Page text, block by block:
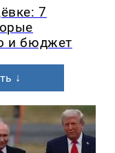
7
и бюджет
↓